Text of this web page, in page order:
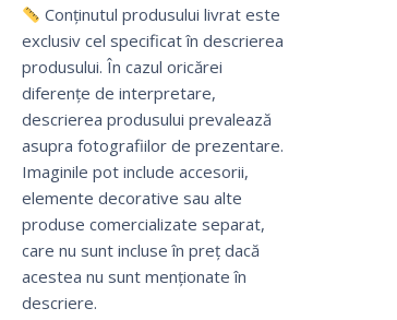
Conținutul produsului livrat este
exclusiv cel specificat în descrierea
produsului. În cazul oricărei
diferențe de interpretare,
descrierea produsului prevalează
asupra fotografiilor de prezentare.
Imaginile pot include accesorii,
elemente decorative sau alte
produse comercializate separat,
care nu sunt incluse în preț dacă
acestea nu sunt menționate în
descriere.